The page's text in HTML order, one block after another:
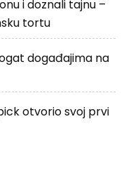
i doznali tajnu –
tortu
događajima na
otvorio svoj prvi